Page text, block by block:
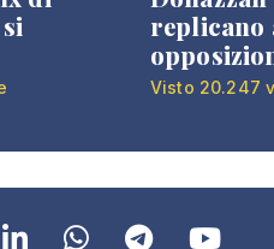
replicano
Visto 20.247